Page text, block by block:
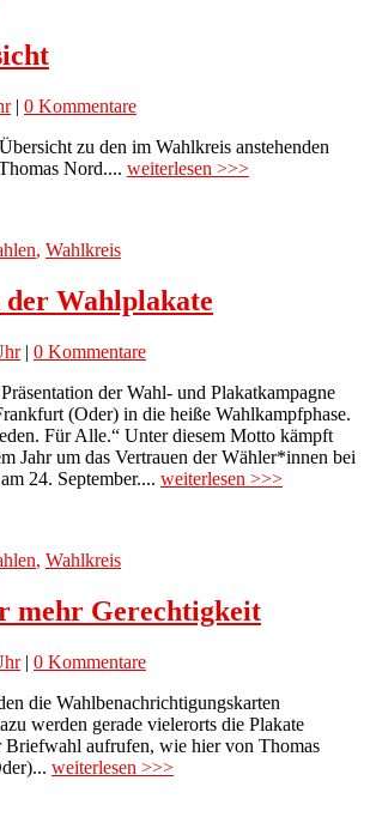
| 0 Kommentare
zu den im Wahlkreis anstehenden
Nord.... weiterlesen >>>
, Wahlkreis
Wahlplakate
| 0 Kommentare
der Wahl- und Plakatkampagne
(Oder) in die heiße Wahlkampfphase.
Für Alle.“ Unter diesem Motto kämpft
Jahr um das Vertrauen der Wähler*innen bei
24. September.... weiterlesen >>>
, Wahlkreis
mehr Gerechtigkeit
| 0 Kommentare
die Wahlbenachrichtigungskarten
werden gerade vielerorts die Plakate
Briefwahl aufrufen, wie hier von Thomas
weiterlesen >>>